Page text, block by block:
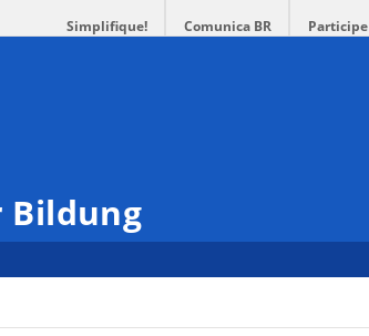
Simplifique! Comunica BR Participe